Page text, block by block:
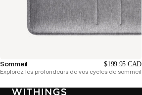
Sommeil $199.95 CAD
Explorez les profondeurs de vos cycles de sommeil